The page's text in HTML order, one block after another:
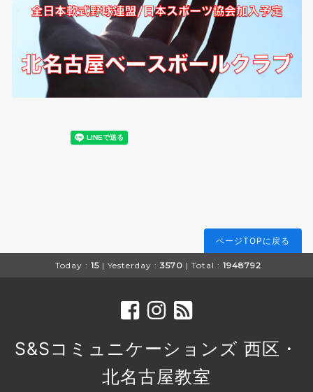
ページTOPに戻る
Today : 15 | Yesterday : 3570 | Total : 1948792
S&Sコミュニケーションズ 西区・
北名古屋教室